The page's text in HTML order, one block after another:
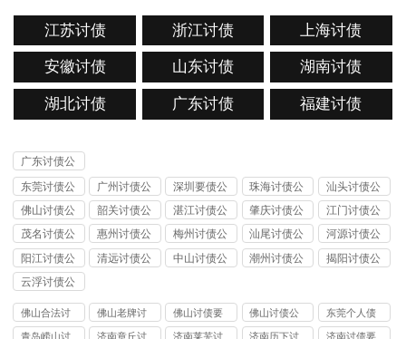
江苏讨债 浙江讨债 上海讨债
安徽讨债 山东讨债 湖南讨债
湖北讨债 广东讨债 福建讨债
广东讨债公
司
东莞讨债公
司
广州讨债公
司
深圳要债公
司
珠海讨债公
司
汕头讨债公
司
佛山讨债公
司
韶关讨债公
司
湛江讨债公
司
肇庆讨债公
司
江门讨债公
司
茂名讨债公
司
惠州讨债公
司
梅州讨债公
司
汕尾讨债公
司
河源讨债公
司
阳江讨债公
司
清远讨债公
中山讨债公
潮州讨债公
揭阳讨债公
云浮讨债公
司
佛山合法讨
债公司
佛山老牌讨
债公司
佛山讨债要
账公司
佛山讨债公
司
东莞个人债
务讨债公司
青岛崂山讨 济南章丘讨 济南莱芜讨 济南历下讨 济南讨债要